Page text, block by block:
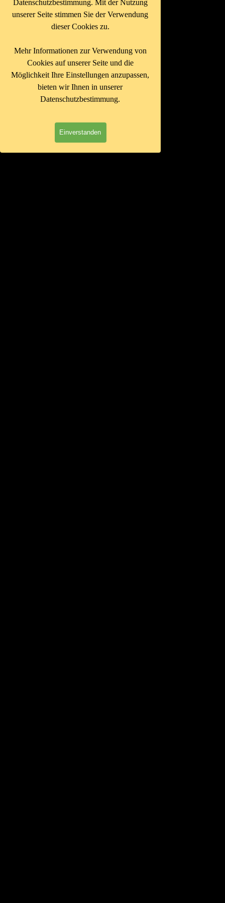
Datenschutzbestimmung. Mit der Nutzung
unserer Seite stimmen Sie der Verwendung
dieser Cookies zu.
Mehr Informationen zur Verwendung von
Cookies auf unserer Seite und die
Möglichkeit Ihre Einstellungen anzupassen,
bieten wir Ihnen in unserer
Datenschutzbestimmung.
Einverstanden